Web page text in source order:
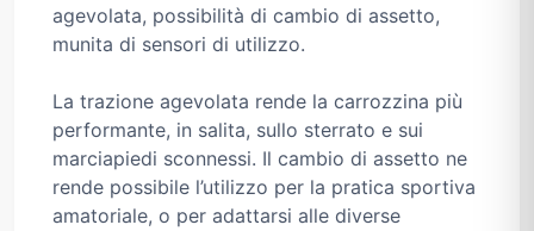
agevolata, possibilità di cambio di assetto,
munita di sensori di utilizzo.
La trazione agevolata rende la carrozzina più
performante, in salita, sullo sterrato e sui
marciapiedi sconnessi. Il cambio di assetto ne
rende possibile l’utilizzo per la pratica sportiva
amatoriale, o per adattarsi alle diverse